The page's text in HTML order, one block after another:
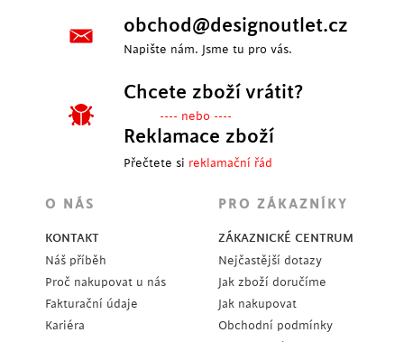
obchod@designoutlet.cz
Napište nám. Jsme tu pro vás.
Chcete zboží vrátit?
---- nebo ----
Reklamace zboží
Přečtete si reklamační řád
O NÁS
KONTAKT
Náš příběh
Proč nakupovat u nás
Fakturační údaje
Kariéra
PRO ZÁKAZNÍKY
ZÁKAZNICKÉ CENTRUM
Nejčastější dotazy
Jak zboží doručíme
Jak nakupovat
Obchodní podmínky